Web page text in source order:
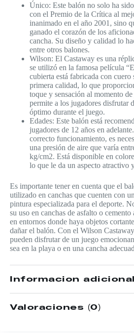
Único: Este balón no solo ha
con el Premio de la Crítica al
inanimado en el año 2001, sino
ganado el corazón de los
cancha. Su diseño y calidad lo
entre otros balones.
Wilson: El Castaway es una
se utilizó en la famosa película
cubierta está fabricada con cuero
primera calidad, lo que
toque y sensación al momento
permite a los jugadores disfrutar
óptimo durante el juego.
Edades: Este balón está
jugadores de 12 años en
correcto funcionamiento, es
una presión de aire que varía
kg/cm2. Está disponible en
lo que le da un aspecto atractivo
Es importante tener en cuenta que el
utilizado en canchas que cuenten con
pintura especializada para el deporte.
su uso en canchas de asfalto o cemento
en entornos donde haya objetos
dañar el balón. Con el Wilson
pueden disfrutar de un juego
sea en la playa o en una cancha
Información adicional
Valoraciones (0)